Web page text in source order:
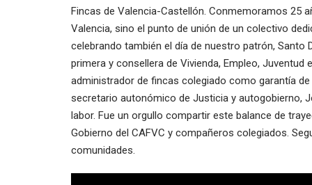
Fincas de Valencia-Castellón. Conmemoramos 25
Valencia, sino el punto de unión de un colectivo
celebrando también el día de nuestro patrón, Santo
primera y consellera de Vivienda, Empleo, Juventud
administrador de fincas colegiado como garantía
secretario autonómico de Justicia y autogobierno,
labor. Fue un orgullo compartir este balance de
Gobierno del CAFVC y compañeros colegiados.
comunidades.